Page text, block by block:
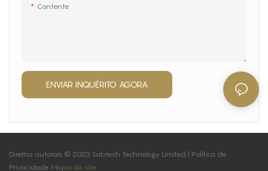
Contente
ENVIAR INQUÉRITO AGORA
Direitos autorais © 2023 Sabtech Technology Limited | Política de
Privacidade Mapa do site